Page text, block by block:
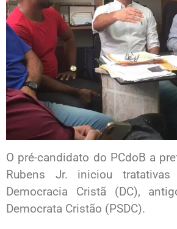
O pré-candidato do PCdoB a
Rubens Jr. iniciou
Democracia Cristã (DC),
Democrata Cristão (PSDC).